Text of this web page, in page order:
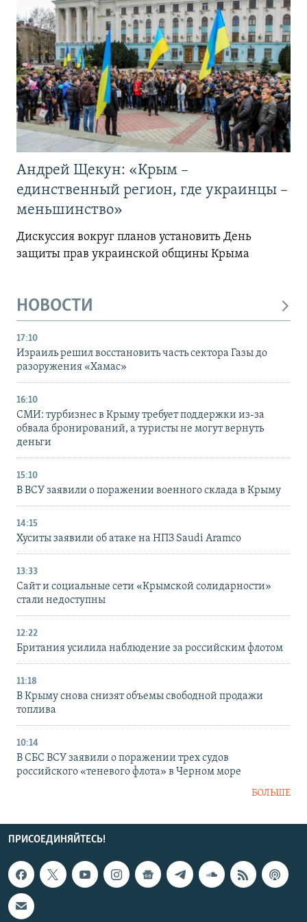
Андрей Щекун: «Крым –
единственный регион, где украинцы –
меньшинство»
Дискуссия вокруг планов установить День
защиты прав украинской общины Крыма
НОВОСТИ
17:10
Израиль решил восстановить часть сектора Газы до
разоружения «Хамас»
16:10
СМИ: турбизнес в Крыму требует поддержки из-за
обвала бронирований, а туристы не могут вернуть
деньги
15:10
В ВСУ заявили о поражении военного склада в Крыму
14:15
Хуситы заявили об атаке на НПЗ Saudi Aramco
13:33
Сайт и социальные сети «Крымской солидарности»
стали недоступны
12:22
Британия усилила наблюдение за российским флотом
11:18
В Крыму снова снизят объемы свободной продажи
топлива
10:14
В СБС ВСУ заявили о поражении трех судов
российского «теневого флота» в Черном море
БОЛЬШЕ
ПРИСОЕДИНЯЙТЕСЬ!